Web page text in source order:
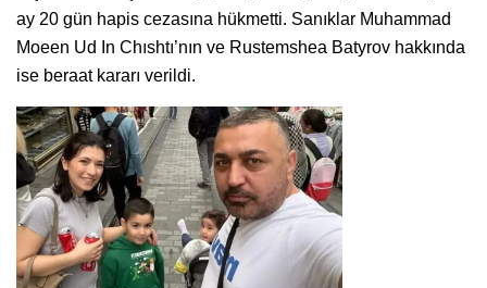
ay 20 gün hapis cezasına hükmetti. Sanıklar Muhammad
Moeen Ud In Chıshtı’nın ve Rustemshea Batyrov hakkında
ise beraat kararı verildi.